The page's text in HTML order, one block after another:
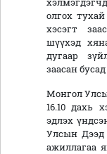
олгох
хэсэгт
шүүхэд
дугаар
заасан
Монгол
16.10 дахь
эдлэх
Улсын Дээд
ажиллагаа